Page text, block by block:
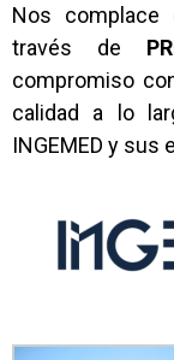
Nos
través de
compromiso
calidad a lo
INGEMED y